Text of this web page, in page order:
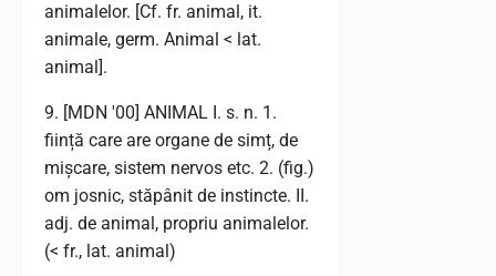
animalelor. [Cf. fr. animal, it.
animale, germ. Animal < lat.
animal].
9. [MDN '00] ANIMAL I. s. n. 1.
ființă care are organe de simț, de
mișcare, sistem nervos etc. 2. (fig.)
om josnic, stăpânit de instincte. II.
adj. de animal, propriu animalelor.
(< fr., lat. animal)